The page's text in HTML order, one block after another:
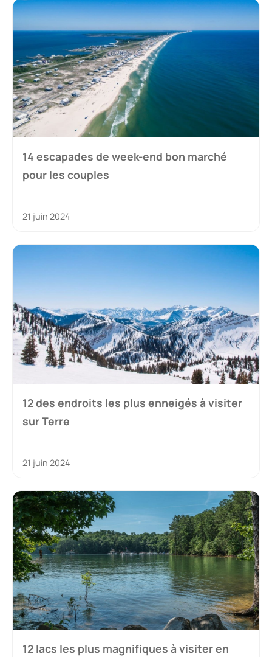
14 escapades de week-end bon marché
pour les couples
21 juin 2024
12 des endroits les plus enneigés à visiter
sur Terre
21 juin 2024
12 lacs les plus magnifiques à visiter en